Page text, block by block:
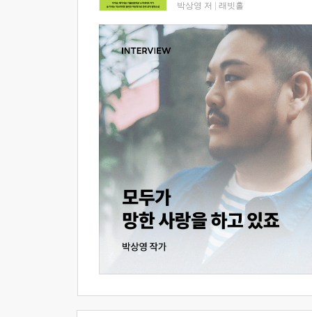
박상영 저 래빗홀